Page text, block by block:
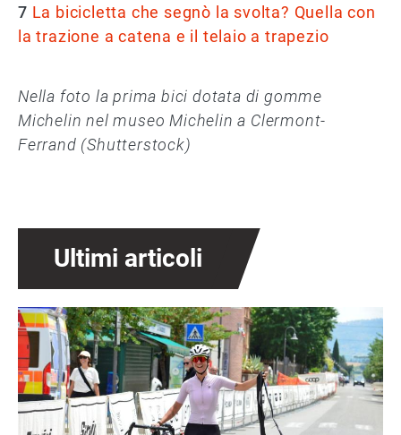
7 La bicicletta che segnò la svolta? Quella con
la trazione a catena e il telaio a trapezio
Nella foto la prima bici dotata di gomme
Michelin nel museo Michelin a Clermont-
Ferrand (Shutterstock)
Ultimi articoli
Immagine